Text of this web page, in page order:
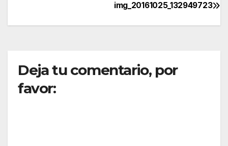
de
img_20161025_132949723
Deja tu comentario, por
favor: